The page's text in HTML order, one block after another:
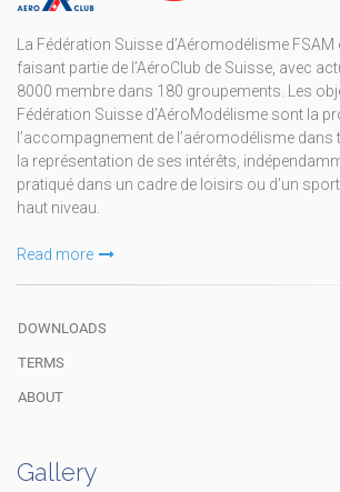
La Fédération Suisse d’Aéromodélisme
faisant partie de l’AéroClub de Suisse, avec
8000 membre dans 180 groupements. Les
Fédération Suisse d’AéroModélisme sont la
l’accompagnement de l’aéromodélisme dans
la représentation de ses intérêts,
pratiqué dans un cadre de loisirs ou d’un
haut niveau.
Read more
DOWNLOADS
TERMS
ABOUT
Gallery